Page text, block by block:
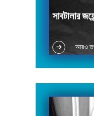
সাবটালার
নমনীয় সমতল
ন্যাভিকুলার
পেশির টেনডনের
বিকৃতি...
আরও